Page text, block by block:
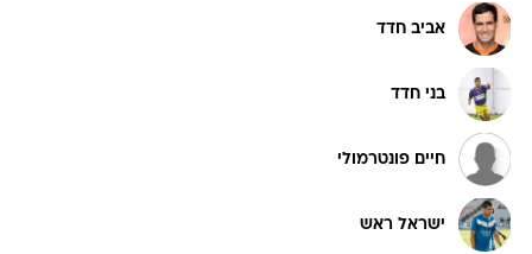
אביב חדד
בני חדד
חיים פונטרמולי
ישראל ראש